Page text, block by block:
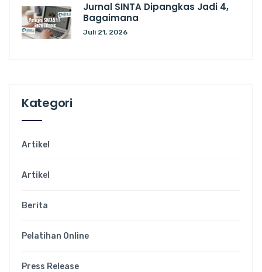
Jurnal SINTA Dipangkas Jadi 4,
Bagaimana
Juli 21, 2026
Kategori
Artikel
Artikel
Berita
Pelatihan Online
Press Release